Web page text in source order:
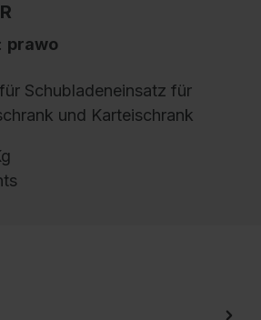
prawo
Schubladeneinsatz für
und Karteischrank